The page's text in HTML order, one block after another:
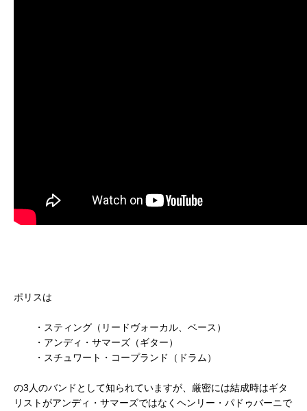
ポリスは
・スティング（リードヴォーカル、ベース）
・アンディ・サマーズ（ギター）
・スチュワート・コープランド（ドラム）
の3人のバンドとして知られていますが、厳密には結成時はギタ
リストがアンディ・サマーズではなくヘンリー・パドゥバーニで